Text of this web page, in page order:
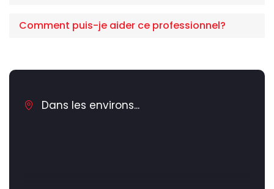
Comment puis-je aider ce professionnel?
Dans les environs...